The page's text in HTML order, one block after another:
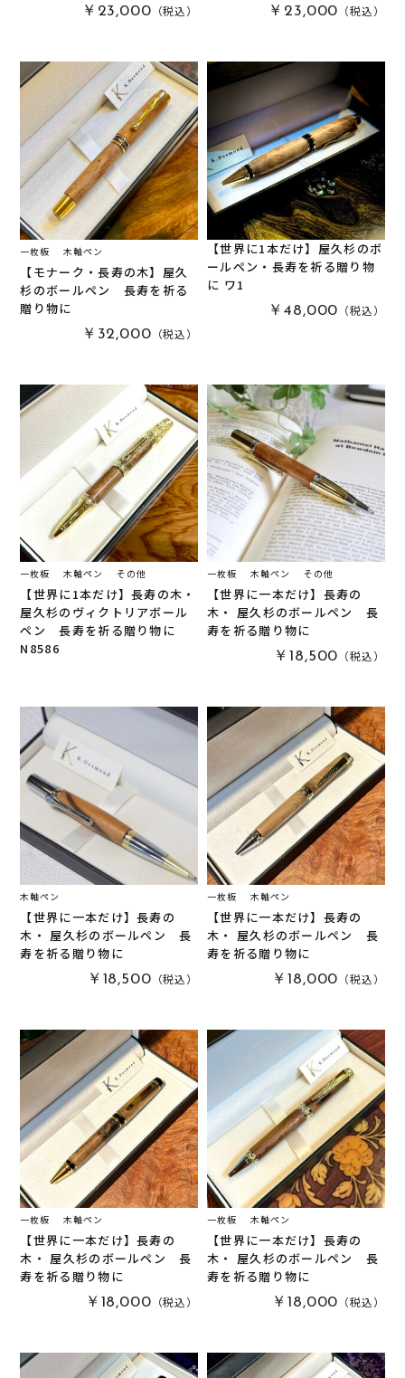
￥23,000 （税込） ￥23,000 （税込）
一枚板 木軸ペン
【モナーク・長寿の木】屋久
杉のボールペン 長寿を祈る
贈り物に
￥32,000 （税込）
【世界に1本だけ】屋久杉のボ
ールペン・長寿を祈る贈り物
に ワ1
￥48,000 （税込）
一枚板 木軸ペン その他
【世界に1本だけ】長寿の木・
屋久杉のヴィクトリアボール
ペン 長寿を祈る贈り物に
N8586
一枚板 木軸ペン その他
【世界に一本だけ】長寿の
木・ 屋久杉のボールペン 長
寿を祈る贈り物に
￥18,500 （税込）
木軸ペン
【世界に一本だけ】長寿の
木・ 屋久杉のボールペン 長
寿を祈る贈り物に
￥18,500 （税込）
一枚板 木軸ペン
【世界に一本だけ】長寿の
木・ 屋久杉のボールペン 長
寿を祈る贈り物に
￥18,000 （税込）
一枚板 木軸ペン
【世界に一本だけ】長寿の
木・ 屋久杉のボールペン 長
寿を祈る贈り物に
￥18,000 （税込）
一枚板 木軸ペン
【世界に一本だけ】長寿の
木・ 屋久杉のボールペン 長
寿を祈る贈り物に
￥18,000 （税込）